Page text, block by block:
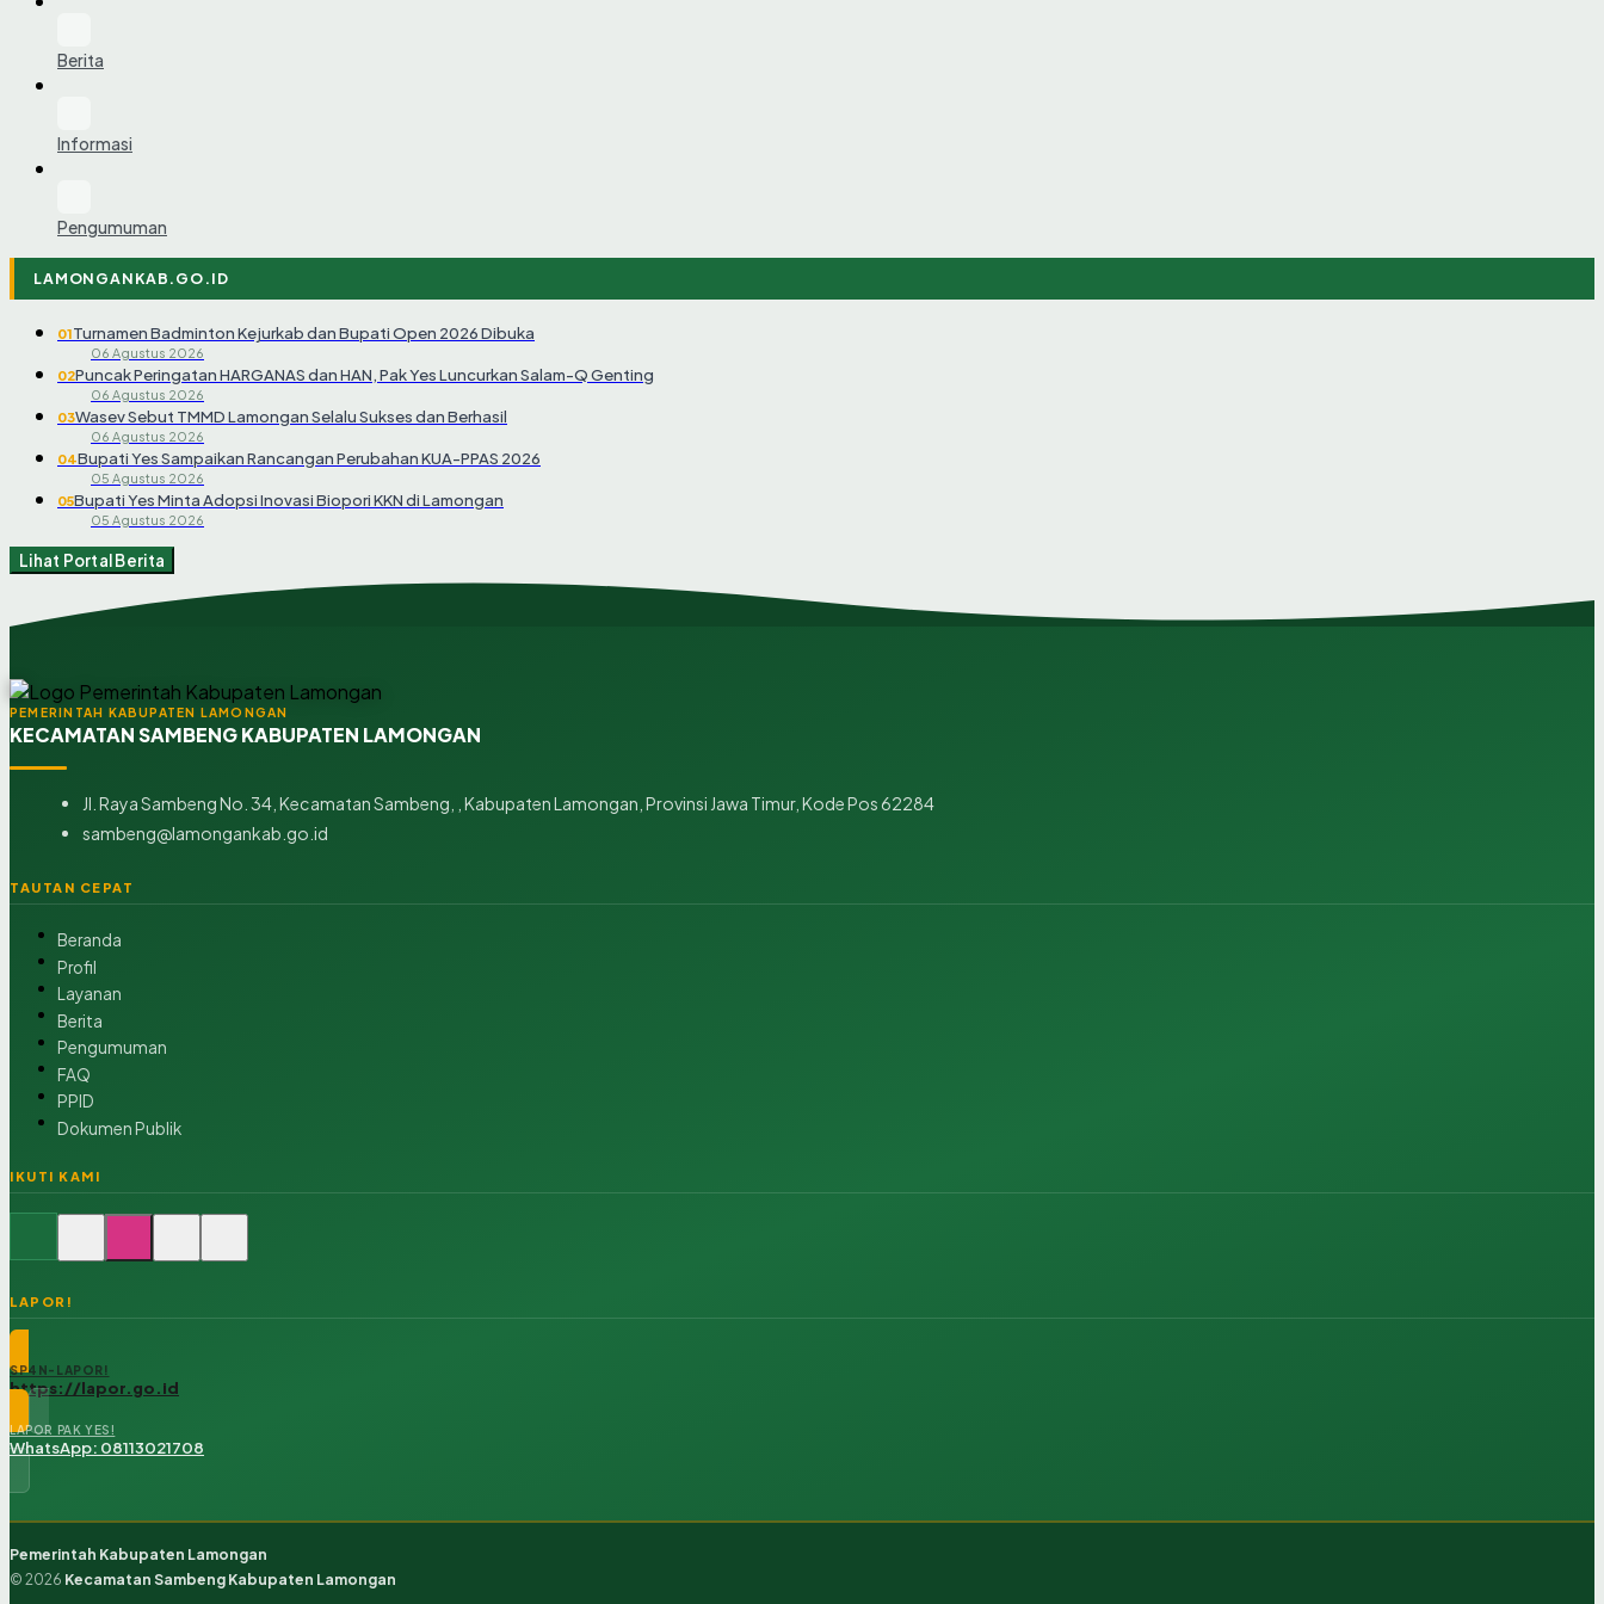
Berita
Informasi
Pengumuman
LAMONGANKAB.GO.ID
01Turnamen Badminton Kejurkab dan Bupati Open 2026 Dibuka
06 Agustus 2026
02Puncak Peringatan HARGANAS dan HAN, Pak Yes Luncurkan Salam-Q Genting
06 Agustus 2026
03Wasev Sebut TMMD Lamongan Selalu Sukses dan Berhasil
06 Agustus 2026
04Bupati Yes Sampaikan Rancangan Perubahan KUA-PPAS 2026
05 Agustus 2026
05Bupati Yes Minta Adopsi Inovasi Biopori KKN di Lamongan
05 Agustus 2026
Lihat Portal Berita
PEMERINTAH KABUPATEN LAMONGAN
KECAMATAN SAMBENG KABUPATEN LAMONGAN
Jl. Raya Sambeng No. 34, Kecamatan Sambeng, , Kabupaten Lamongan, Provinsi Jawa Timur, Kode Pos 62284
sambeng@lamongankab.go.id
TAUTAN CEPAT
Beranda
Profil
Layanan
Berita
Pengumuman
FAQ
PPID
Dokumen Publik
IKUTI KAMI
LAPOR!
SP4N-LAPOR!
https://lapor.go.id
LAPOR PAK YES!
WhatsApp: 08113021708
Pemerintah Kabupaten Lamongan
© 2026 Kecamatan Sambeng Kabupaten Lamongan